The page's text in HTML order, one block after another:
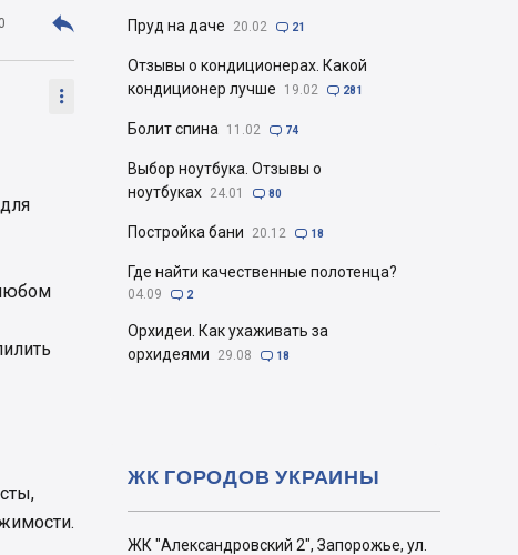
0 

Пруд на даче 20.02  21
Отзывы о кондиционерах. Какой
кондиционер лучше
19.02  281
Болит спина 11.02  74
Выбор ноутбука. Отзывы о
ноутбуках 24.01  80
Постройка бани 20.12  18
Где найти качественные полотенца?
04.09  2
Орхидеи. Как ухаживать за
орхидеями
29.08  18
ЖК "Александровский 2", Запорожье, ул.
ЖК ГОРОДОВ УКРАИНЫ